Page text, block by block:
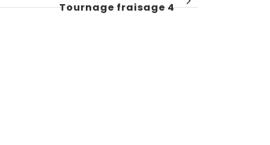
Tournage fraisage 4